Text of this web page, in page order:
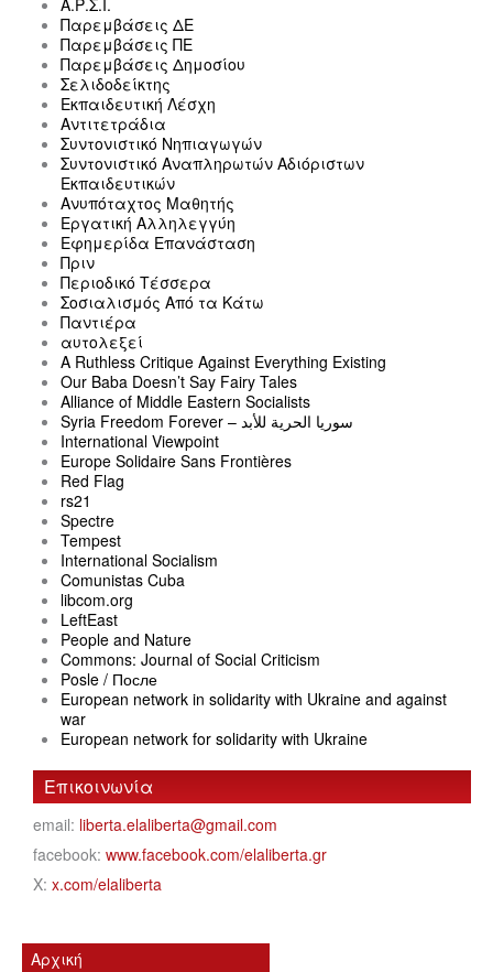
Α.Ρ.Σ.Ι.
Παρεμβάσεις ΔΕ
Παρεμβάσεις ΠΕ
Παρεμβάσεις Δημοσίου
Σελιδοδείκτης
Εκπαιδευτική Λέσχη
Αντιτετράδια
Συντονιστικό Νηπιαγωγών
Συντονιστικό Αναπληρωτών Αδιόριστων
Εκπαιδευτικών
Ανυπόταχτος Μαθητής
Εργατική Αλληλεγγύη
Εφημερίδα Επανάσταση
Πριν
Περιοδικό Τέσσερα
Σοσιαλισμός Από τα Κάτω
Παντιέρα
αυτολεξεί
A Ruthless Critique Against Everything Existing
Our Baba Doesn’t Say Fairy Tales
Alliance of Middle Eastern Socialists
Syria Freedom Forever – سوريا الحرية للأبد
International Viewpoint
Europe Solidaire Sans Frontières
Red Flag
rs21
Spectre
Tempest
International Socialism
Comunistas Cuba
libcom.org
LeftEast
People and Nature
Commons: Journal of Social Criticism
Posle / После
European network in solidarity with Ukraine and against
war
European network for solidarity with Ukraine
Επικοινωνία
email: liberta.elaliberta@gmail.com
facebook: www.facebook.com/elaliberta.gr
X: x.com/elaliberta
Αρχική